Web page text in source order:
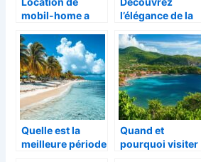
mobil-home a
des vacances
idylliques en
plein cœur de la
nature preservee
l’élégance de la
d’appartements
de luxe avec vue
sur la mer des
Caraïbes
Quelle est la
meilleure période
Quand et
pourquoi visiter